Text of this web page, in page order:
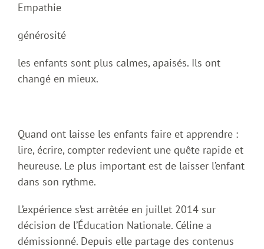
Empathie
générosité
les enfants sont plus calmes, apaisés. Ils ont
changé en mieux.
Quand ont laisse les enfants faire et apprendre :
lire, écrire, compter redevient une quête rapide et
heureuse. Le plus important est de laisser l’enfant
dans son rythme.
L’expérience s’est arrêtée en juillet 2014 sur
décision de l’Éducation Nationale. Céline a
démissionné. Depuis elle partage des contenus